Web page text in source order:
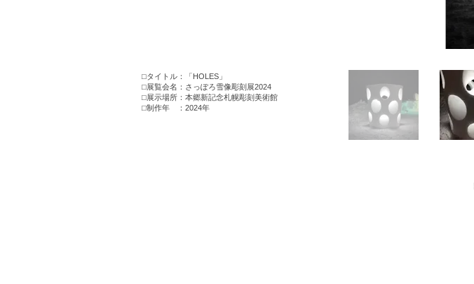
⬜︎タイトル：「HOLES」
⬜︎展覧会名：さっぽろ雪像彫刻展2024
​⬜︎展示場所：本郷新記念札幌彫刻美術館
​⬜︎制作年 ：2024年